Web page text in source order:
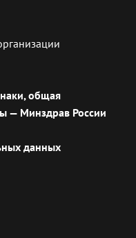
общая
— Минздрав России
данных